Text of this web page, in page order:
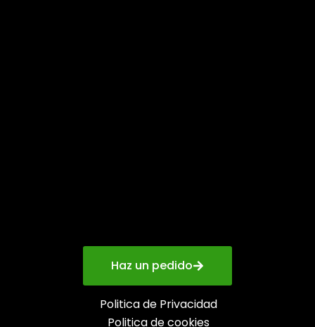
Haz un pedido
Politica de Privacidad
Politica de cookies